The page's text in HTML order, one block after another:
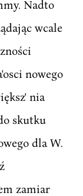
Nadto
wcale
nowego
nia
skutku
dla W.
zamiar